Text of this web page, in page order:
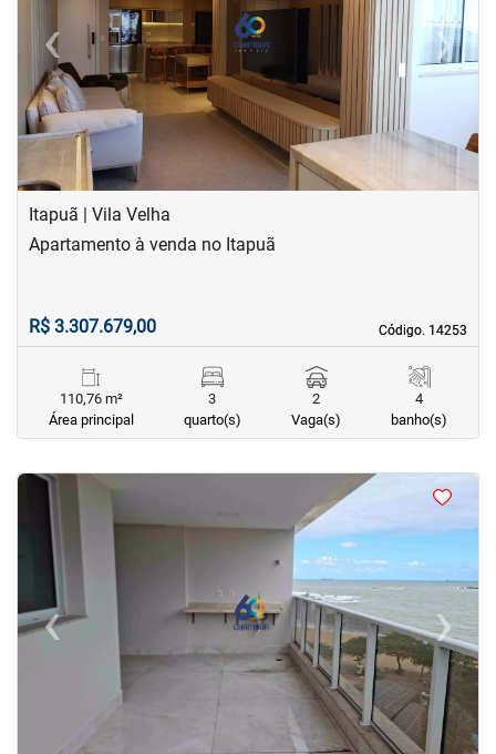
‹
Previous ›Next
Itapuã | Vila Velha
Código. 14253
Código. 14253
Apartamento à venda no Itapuã
R$ 3.307.679,00
110,76 m²
Área principal
3
quarto(s)
2
Vaga(s)
4
banho(s)
< <<
‹Previous ›Next